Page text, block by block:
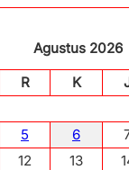
Agustus 2026
R K
5 6
12 13